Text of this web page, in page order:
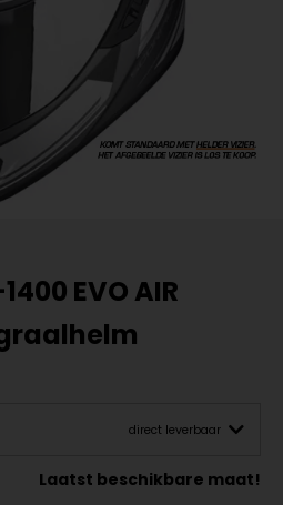
EVO AIR
direct leverbaar
Laatst beschikbare maat!